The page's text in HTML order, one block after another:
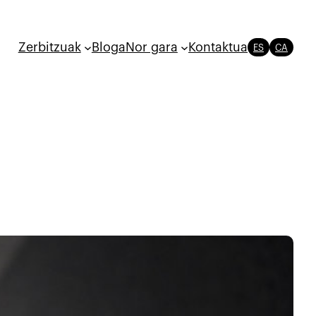
Zerbitzuak Bloga Nor gara Kontaktua ES CA